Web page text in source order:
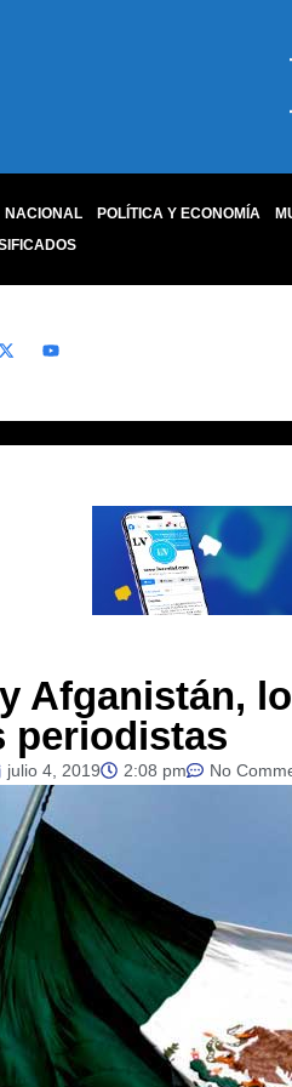
NACIONAL POLÍTICA Y ECONOMÍA
Afganistán,
periodistas
julio 4, 2019 2:08 pm No